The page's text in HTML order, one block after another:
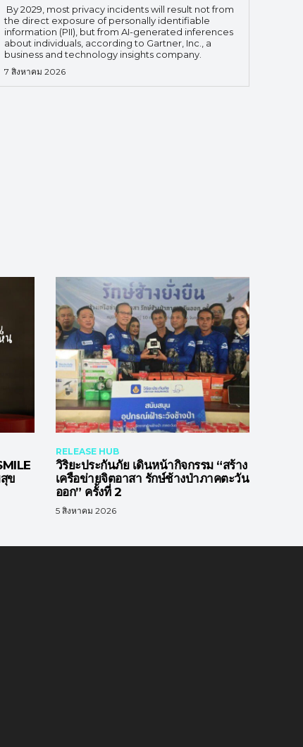
By 2029, most privacy incidents will result not from
the direct exposure of personally identifiable
information (PII), but from AI-generated inferences
about individuals, according to Gartner, Inc., a
business and technology insights company.
7 สิงหาคม 2026
ข
RELEASE HUB
วิริยะประกันภัย เดินหน้ากิจกรรม “สร้าง
เครือข่ายจิตอาสา รักษ์ช้างป่าภาคตะวัน
ออก” ครั้งที่ 2
5 สิงหาคม 2026